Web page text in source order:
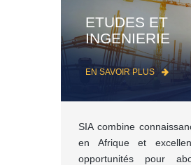
ETUDES ET
INGENIERIE
EN SAVOIR PLUS
SIA combine
en Afrique et
opportunités pour